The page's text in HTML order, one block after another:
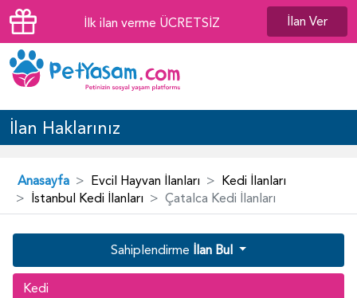
İlk ilan verme ÜCRETSİZ İlan Ver
İlan Haklarınız
Anasayfa Evcil Hayvan İlanları
Kedi İlanları
İstanbul Kedi İlanları
Çatalca Kedi İlanları
Sahiplendirme İlan Bul
Kedi